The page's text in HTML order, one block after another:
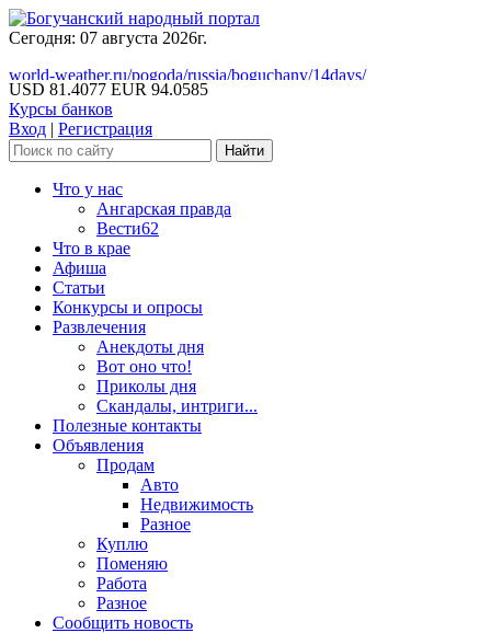
Сегодня: 07 августа 2026г.
world-weather.ru/pogoda/russia/boguchany/14days/
USD 81.4077 EUR 94.0585
Курсы банков
Вход | Регистрация
Что у нас
Ангарская правда
Вести62
Что в крае
Афиша
Статьи
Конкурсы и опросы
Развлечения
Анекдоты дня
Вот оно что!
Приколы дня
Скандалы, интриги...
Полезные контакты
Объявления
Продам
Авто
Недвижимость
Разное
Куплю
Поменяю
Работа
Разное
Сообщить новость